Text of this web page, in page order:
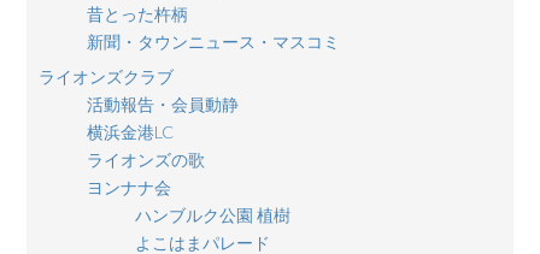
昔とった杵柄
新聞・タウンニュース・マスコミ
ライオンズクラブ
活動報告・会員動静
横浜金港LC
ライオンズの歌
ヨンナナ会
ハンブルク公園 植樹
よこはまパレード